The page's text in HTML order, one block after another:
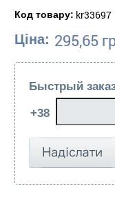
Код товару: kr33697
Ціна: 295,65
Быстрый